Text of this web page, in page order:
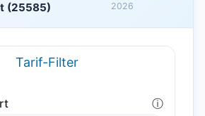
(25585)
2026